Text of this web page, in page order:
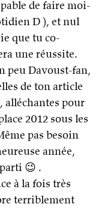
de faire moi-
D ), et nul
que tu co-
une réussite.
peu Davoust-fan,
de ton article
alléchantes pour
2012 sous les
pas besoin
année,
😉 .
à la fois très
terriblement